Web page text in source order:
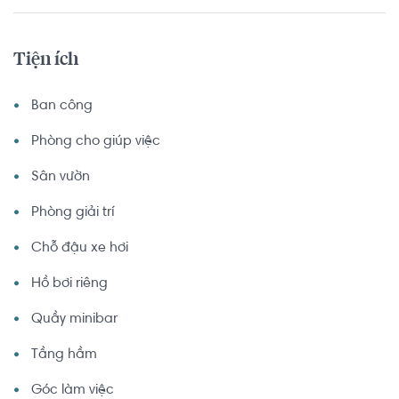
Tiện ích
Ban công
Phòng cho giúp việc
Sân vườn
Phòng giải trí
Chỗ đậu xe hơi
Hồ bơi riêng
Quầy minibar
Tầng hầm
Góc làm việc